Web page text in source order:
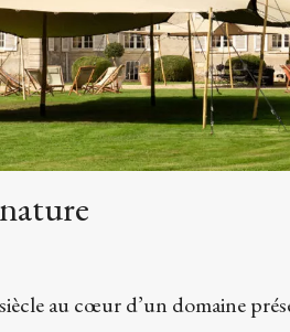
au cœur d’un domaine